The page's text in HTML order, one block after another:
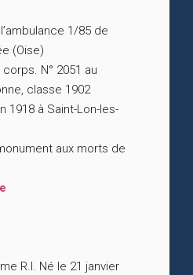
1/85 de
(Oise)
N° 2051 au
classe 1902
1918 à Saint-Lon-les-
aux morts de
R.I. Né le 21 janvier